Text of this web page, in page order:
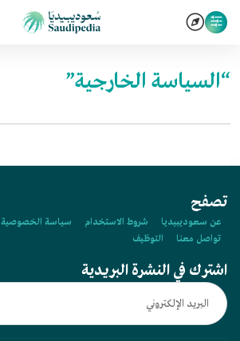
“السياسة الخارجية”
تصفح
عن سعوديبيديا شروط الاستخدام سياسة الخصوصية
تواصل معنا
التوظيف
اشترك في النشرة البريدية